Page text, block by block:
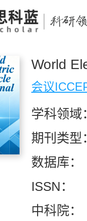
World
会议
学科领域：
期刊类型：
数据库：
ISSN：
中科院：